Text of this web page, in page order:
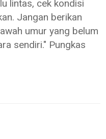
lintas, cek kondisi
Jangan berikan
umur yang belum
sendiri." Pungkas